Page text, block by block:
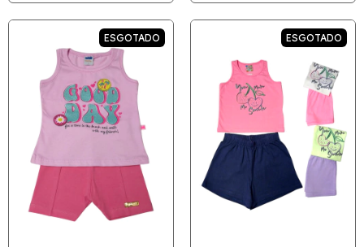
ESGOTADO ESGOTADO